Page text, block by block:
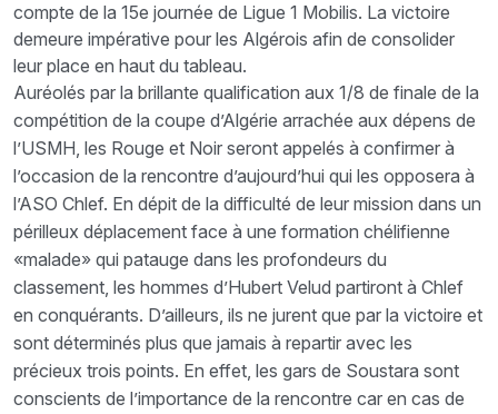
compte de la 15e journée de Ligue 1 Mobilis. La victoire
demeure impérative pour les Algérois afin de consolider
leur place en haut du tableau.
Auréolés par la brillante qualification aux 1/8 de finale de la
compétition de la coupe d’Algérie arrachée aux dépens de
l’USMH, les Rouge et Noir seront appelés à confirmer à
l’occasion de la rencontre d’aujourd’hui qui les opposera à
l’ASO Chlef. En dépit de la difficulté de leur mission dans un
périlleux déplacement face à une formation chélifienne
«malade» qui patauge dans les profondeurs du
classement, les hommes d’Hubert Velud partiront à Chlef
en conquérants. D’ailleurs, ils ne jurent que par la victoire et
sont déterminés plus que jamais à repartir avec les
précieux trois points. En effet, les gars de Soustara sont
conscients de l’importance de la rencontre car en cas de